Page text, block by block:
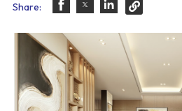
Share: